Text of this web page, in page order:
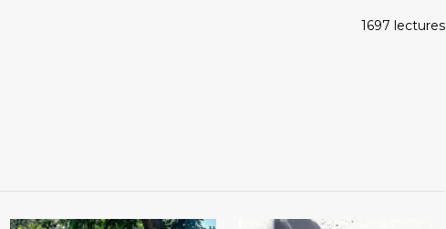
1697 lectures